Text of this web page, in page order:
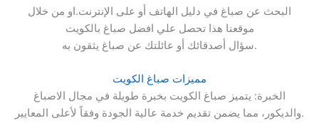
البحث عن صباغ في دليل الهاتف أو على الإنترنت.او من خلال
موقعنا هذا تحصل علي افضل صباغ بالكويت
سؤال أصدقائك أو عائلتك عن صباغ يثقون به.
مميزات صباغ الكويت
الخبرة: يتميز صباغ الكويت بخبرة طويلة في مجال الاصباغ
والديكور، مما يضمن تقديم خدمة عالية الجودة وفقاً لأعلى المعايير.